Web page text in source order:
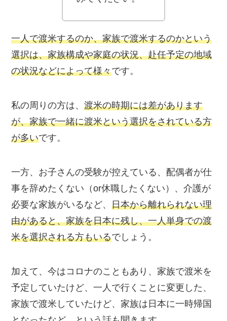
一人で渡米するのか、家族で渡米するのかという
選択は、家族構成や家庭の状況、赴任予定の地域
の状況などによって様々です。
私の周りの方は、渡米の時期には差があります
が、家族で一緒に渡米という選択をされている方
が多いです。
一方、 お子さんの受験が控えている、配偶者が仕
事を辞めたくない（or休職したくない） 、介護が
必要な家族がいるなど、日本から離れられない理
由があると、家族を日本に残し、一人単身での渡
米を選択される方もいるでしょう。
加えて、今はコロナのこともあり、家族で渡米を
予定していたけど、一人で行くことに変更した、
家族で渡米していたけど、家族は日本に一時帰国